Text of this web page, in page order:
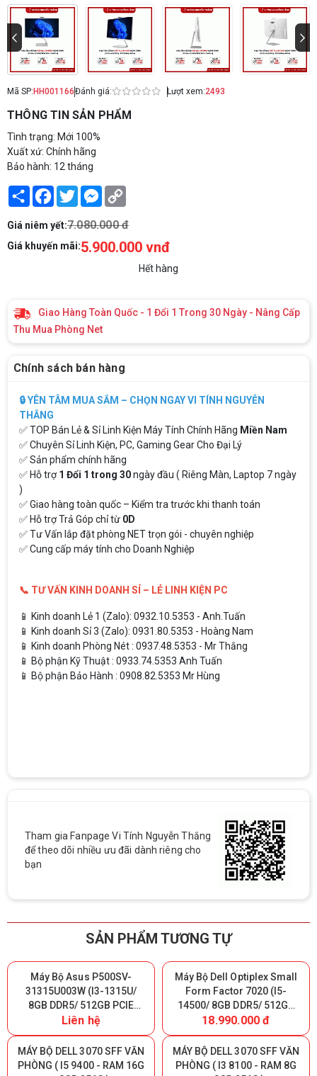
Mã SP: HH001166Đánh giá: Lượt xem:2493
THÔNG TIN SẢN PHẨM
Tình trạng: Mới 100%
Xuất xứ: Chính hãng
Bảo hành: 12 tháng
Share Facebook
TwitterMessenger
Giá niêm yết:7.080.000 đ
Giá khuyến mãi:5.900.000 vnđ
Hết hàng
Giao Hàng Toàn Quốc - 1 Đổi 1 Trong 30 Ngày - Nâng Cấp
Thu Mua Phòng Net
Chính sách bán hàng
🔒 YÊN TÂM MUA SẮM – CHỌN NGAY VI TÍNH NGUYỄN
THẮNG
✅ TOP Bán Lẻ & Sỉ Linh Kiện Máy Tính Chính Hãng Miền Nam
✅ Chuyên Sỉ Linh Kiện, PC, Gaming Gear Cho Đại Lý
✅ Sản phẩm chính hãng
✅ Hỗ trợ1 Đổi 1 trong 30ngày đầu ( Riêng Màn, Laptop 7 ngày
)
✅ Giao hàng toàn quốc – Kiểm tra trước khi thanh toán
✅ Hỗ trợ Trả Góp chỉ từ 0D
✅ Tư Vấn lắp đặt phòng NET trọn gói - chuyên nghiệp
✅ Cung cấp máy tính cho Doanh Nghiệp
📞 TƯ VẤN KINH DOANH SỈ – LẺ LINH KIỆN PC
📱 Kinh doanh Lẻ 1 (Zalo): 0932.10.5353 - Anh.Tuấn
📱 Kinh doanh Sỉ 3 (Zalo): 0931.80.5353 - Hoàng Nam
📱 Kinh doanh Phòng Nét : 0937.48.5353 - Mr Thắng
📱 Bộ phận Kỹ Thuật : 0933.74.5353 Anh Tuấn
📱 Bộ phận Bảo Hành : 0908.82.5353 Mr Hùng
Tham gia Fanpage Vi Tính Nguyễn Thắng
để theo dõi nhiều ưu đãi dành riêng cho
bạn
SẢN PHẨM TƯƠNG TỰ
Máy Bộ Asus P500SV-
31315U003W (I3-1315U/
8GB DDR5/ 512GB PCIE
SSD/ Win 11 Home/ phím +
chuột)
Liên hệ
Máy Bộ Dell Optiplex Small
Form Factor 7020 (I5-
14500/ 8GB DDR5/ 512GB
SSD/ WIN11/ Phím + Chuột)
18.990.000 đ
MÁY BỘ DELL 3070 SFF VĂN
PHÒNG ( I5 9400 - RAM 16G
MÁY BỘ DELL 3070 SFF VĂN
PHÒNG ( I3 8100 - RAM 8G